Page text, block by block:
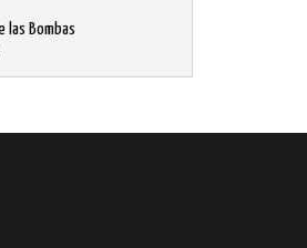
las Bombas